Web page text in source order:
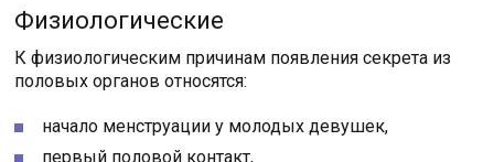
Физиологические
К физиологическим причинам появления секрета из
половых органов относятся:
начало менструации у молодых девушек,
первый половой контакт,